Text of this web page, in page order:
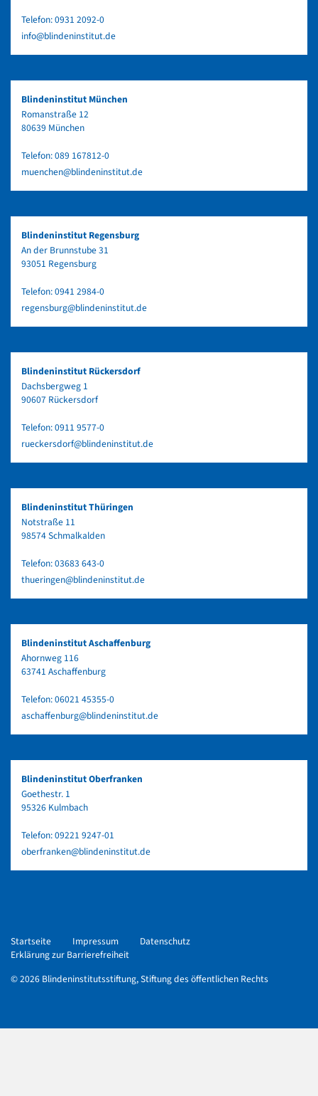
Telefon:0931 2092-0
info@blindeninstitut.de
Blindeninstitut München
Romanstraße 12
80639 München
Telefon:089 167812-0
muenchen@blindeninstitut.de
Blindeninstitut Regensburg
An der Brunnstube 31
93051 Regensburg
Telefon:0941 2984-0
regensburg@blindeninstitut.de
Blindeninstitut Rückersdorf
Dachsbergweg 1
90607 Rückersdorf
Telefon:0911 9577-0
rueckersdorf@blindeninstitut.de
Blindeninstitut Thüringen
Notstraße 11
98574 Schmalkalden
Telefon:03683 643-0
thueringen@blindeninstitut.de
Blindeninstitut Aschaffenburg
Ahornweg 116
63741 Aschaffenburg
Telefon:06021 45355-0
aschaffenburg@blindeninstitut.de
Blindeninstitut Oberfranken
Goethestr. 1
95326 Kulmbach
Telefon:09221 9247-01
oberfranken@blindeninstitut.de
Startseite Impressum
Datenschutz
Erklärung zur Barrierefreiheit
© 2026 Blindeninstitutsstiftung, Stiftung des öffentlichen Rechts